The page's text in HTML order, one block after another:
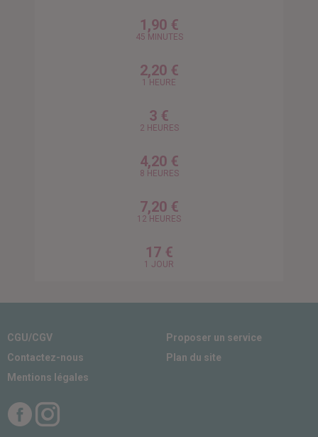
1,90 €
45 MINUTES
2,20 €
1 HEURE
3 €
2 HEURES
4,20 €
8 HEURES
7,20 €
12 HEURES
17 €
1 JOUR
CGU/CGV
Contactez-nous
Mentions légales
Proposer un service
Plan du site